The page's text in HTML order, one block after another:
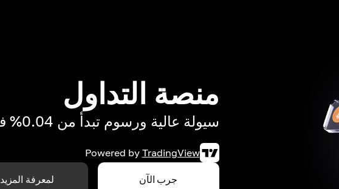
منصة التداول
سيولة عالية ورسوم تبدأ من 0.04% فقط
Powered by TradingView
جرب الآن لمعرفة المزيد